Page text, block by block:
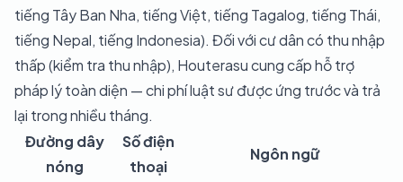
tiếng Tây Ban Nha, tiếng Việt, tiếng Tagalog, tiếng Thái,
tiếng Nepal, tiếng Indonesia). Đối với cư dân có thu nhập
thấp (kiểm tra thu nhập), Houterasu cung cấp hỗ trợ
pháp lý toàn diện — chi phí luật sư được ứng trước và trả
lại trong nhiều tháng.
Đường dây
nóng
Số điện
thoại
Ngôn ngữ